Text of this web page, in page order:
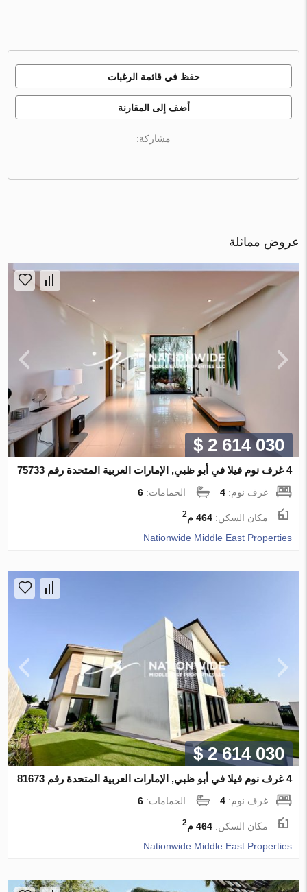
حفظ في قائمة الرغبات
أضف إلى المقارنة
مشاركة:
عروض مماثلة
$ 2 614 030
4 غرف نوم فيلا في أبو ظبي, الإمارات العربية المتحدة رقم 75733
غرف نوم:4 الحمامات:6
مكان السكن:464 م 2
Nationwide Middle East Properties
$ 2 614 030
4 غرف نوم فيلا في أبو ظبي, الإمارات العربية المتحدة رقم 81673
غرف نوم:4 الحمامات:6
مكان السكن:464 م 2
Nationwide Middle East Properties